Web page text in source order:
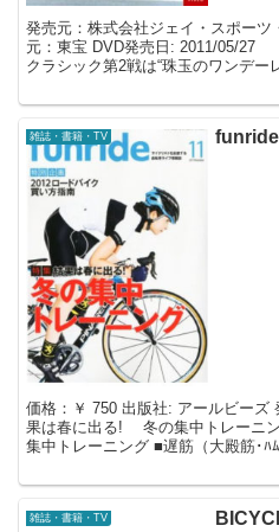
発売元：株式会社ジェイ・スポー
元：東宝 DVD発売日: 2011/05/27
クラシック第2戦は“珠玉のワンデー
雑誌・書籍・TV funride
価格：￥ 750 出版社: アールビー
果は春に出る! 冬の集中トレー
集中トレーニング ■遅筋（大殿筋･ﾊ
雑誌・書籍・TV